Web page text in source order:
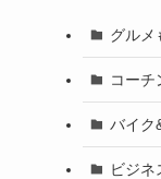
グルメ
コーチ
バイク
ビジネ